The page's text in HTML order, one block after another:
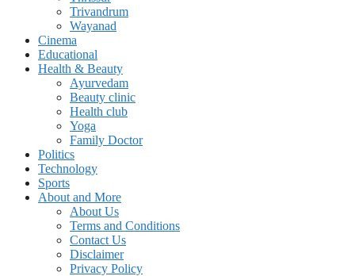
Trivandrum
Wayanad
Cinema
Educational
Health & Beauty
Ayurvedam
Beauty clinic
Health club
Yoga
Family Doctor
Politics
Technology
Sports
About and More
About Us
Terms and Conditions
Contact Us
Disclaimer
Privacy Policy